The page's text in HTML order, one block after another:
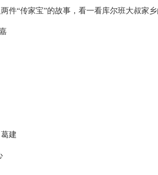
件“传家宝”的故事，看一看库尔班大叔家乡
建